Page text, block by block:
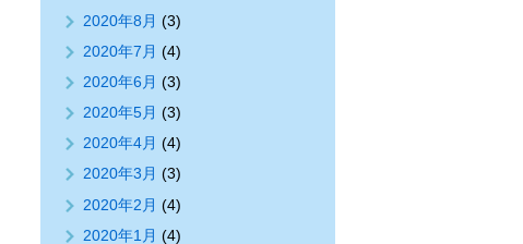
2020年8月 (3)
2020年7月 (4)
2020年6月 (3)
2020年5月 (3)
2020年4月 (4)
2020年3月 (3)
2020年2月 (4)
2020年1月 (4)